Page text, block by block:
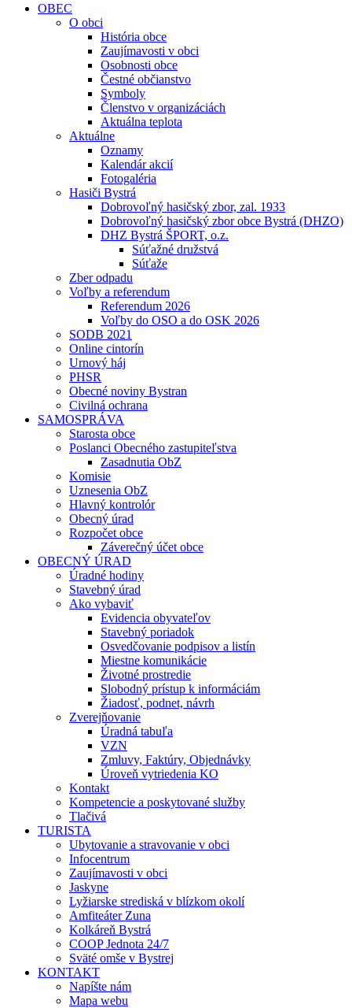
OBEC
O obci
História obce
Zaujímavosti v obci
Osobnosti obce
Čestné občianstvo
Symboly
Členstvo v organizáciách
Aktuálna teplota
Aktuálne
Oznamy
Kalendár akcií
Fotogaléria
Hasiči Bystrá
Dobrovoľný hasičský zbor, zal. 1933
Dobrovoľný hasičský zbor obce Bystrá (DHZO)
DHZ Bystrá ŠPORT, o.z.
Súťažné družstvá
Súťaže
Zber odpadu
Voľby a referendum
Referendum 2026
Voľby do OSO a do OSK 2026
SODB 2021
Online cintorín
Urnový háj
PHSR
Obecné noviny Bystran
Civilná ochrana
SAMOSPRÁVA
Starosta obce
Poslanci Obecného zastupiteľstva
Zasadnutia ObZ
Komisie
Uznesenia ObZ
Hlavný kontrolór
Obecný úrad
Rozpočet obce
Záverečný účet obce
OBECNÝ ÚRAD
Úradné hodiny
Stavebný úrad
Ako vybaviť
Evidencia obyvateľov
Stavebný poriadok
Osvedčovanie podpisov a listín
Miestne komunikácie
Životné prostredie
Slobodný prístup k informáciám
Žiadosť, podnet, návrh
Zverejňovanie
Úradná tabuľa
VZN
Zmluvy, Faktúry, Objednávky
Úroveň vytriedenia KO
Kontakt
Kompetencie a poskytované služby
Tlačivá
TURISTA
Ubytovanie a stravovanie v obci
Infocentrum
Zaujímavosti v obci
Jaskyne
Lyžiarske strediská v blízkom okolí
Amfiteáter Zuna
Kolkáreň Bystrá
COOP Jednota 24/7
Sväté omše v Bystrej
KONTAKT
Napíšte nám
Mapa webu